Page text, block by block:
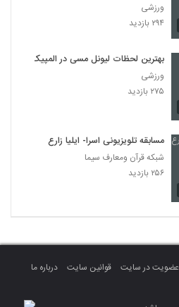
ورزشی
۲۹۴ بازدید
بهترین لحظات لیونل مسی در المپیک
ورزشی
۲۷۵ بازدید
مسابقه تلویزیونی اسرا- ایلیا زارع
شبکه قرآن ومعارف سیما
۲۵۶ بازدید
عضویت در سایت قوانین سایت
درباره ما